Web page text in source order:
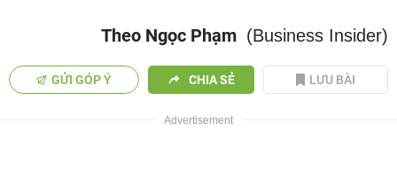
Theo Ngọc Phạm (Business Insider)
GỬI GÓP Ý CHIA SẺ LƯU BÀI